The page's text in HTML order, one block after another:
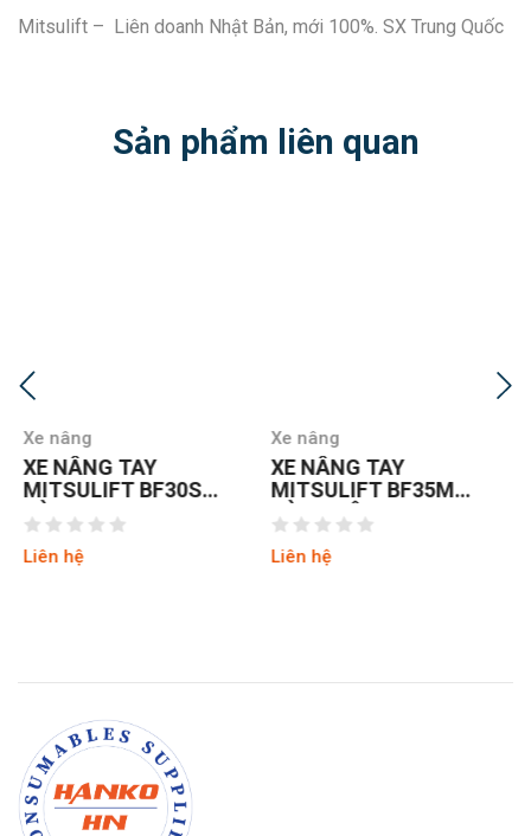
Mitsulift – Liên doanh Nhật Bản, mới 100%. SX Trung Quốc
Sản phẩm liên quan
Xe nâng
XE NÂNG TAY
MITSULIFT BF35M
CÀNG RỘNG
Liên hệ
Xe nâng
XE NÂNG TAY
MITSULIFT BF35S
CÀNG HẸP
Liên hệ